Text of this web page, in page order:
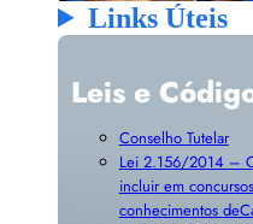
Links Úteis
Leis e
Conselho Tutelar
Lei 2.156/2014 –
incluir em
conhecimentos